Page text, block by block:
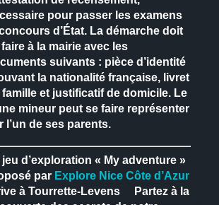
pour passer les examens
d’État.La démarche doit
à la mairie avec les
suivants : pièce d’identité
la nationalité française, livret
famille et justificatif de domicile.Le
mineur peut se faire représenter
l’un de ses parents.
jeu d’exploration « My adventure »
par Explore Nice Côte d’Azur
à Tourrette-Levens
Partez à la